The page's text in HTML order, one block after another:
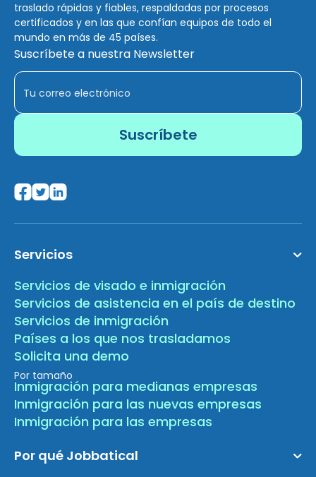
traslado rápidas y fiables, respaldadas por procesos
certificados y en las que confían equipos de todo el
mundo en más de 45 países.
Suscríbete a nuestra Newsletter
Servicios
Servicios de visado e inmigración
Servicios de asistencia en el país de destino
Servicios de inmigración
Países a los que nos trasladamos
Solicita una demo
Por tamaño
Inmigración para medianas empresas
Inmigración para las nuevas empresas
Inmigración para las empresas
Por qué Jobbatical